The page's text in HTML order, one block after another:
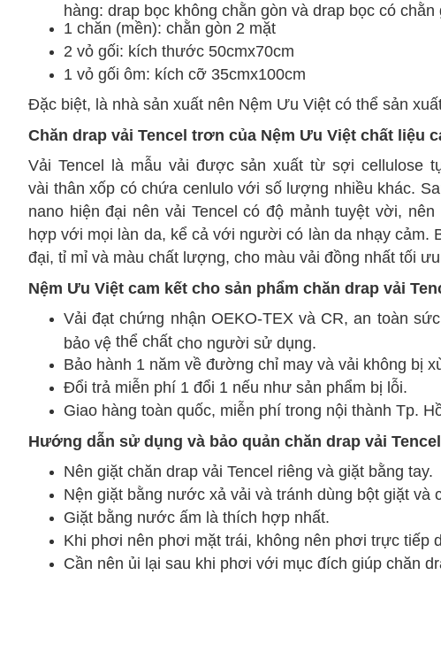
hàng: drap bọc không chằn gòn và drap bọc có chằn
1 chăn (mền): chằn gòn 2 mặt
2 vỏ gối: kích thước 50cmx70cm
1 vỏ gối ôm: kích cỡ 35cmx100cm
Đặc biệt, là nhà sản xuất nên Nệm Ưu Việt có thể sản
Chăn drap vải Tencel trơn của Nệm Ưu Việt chất liệu
Vải Tencel là mẫu vải được sản xuất từ sợi cellulose
vài thân xốp có chứa cenlulo với số lượng nhiều khác.
nano hiện đại nên vải Tencel có độ mảnh tuyệt vời,
hợpvới mọi làn da, kể cả với người có làn da nhạy cảm.
đại, tỉ mỉ và màu chất lượng, cho màu vải đồng nhất tối
Nệm Ưu Việt cam kết cho sản phẩm chăn drap vải
Vải đạt chứng nhận OEKO-TEX và CR, an toàn
bảo vệ thể chất cho người sử dụng.
Bảo hành 1 năm về đường chỉ may và vải không bị
Đổi trả miễn phí 1 đổi 1 nếu như sản phẩm bị lỗi.
Giao hàng toàn quốc, miễn phí trong nội thành Tp.
Hướng dẫn sử dụng và bảo quản chăn drap vải Tencel
Nên giặt chăn drap vải Tencel riêng và giặt bằng tay.
Nện giặt bằng nước xả vải và tránh dùng bột giặt và
Giặt bằng nước ấm là thích hợp nhất.
Khi phơi nên phơi mặt trái, không nên phơi trực tiếp
Cần nên ủi lại sau khi phơi với mục đích giúp chăn